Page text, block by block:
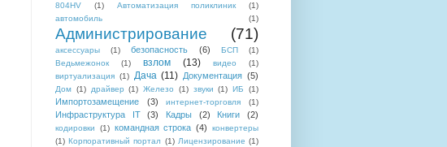
804HV (1) Автоматизация поликлиник
(1)
автомобиль
(1)
Администрирование (71)
аксессуары (1) безопасность (6) БСП
(1)
Ведьмежонок
(1) взлом (13) видео
(1)
виртуализация (1) Дача (11) Документация (5)
Дом (1) драйвер (1) Железо (1) звуки (1) ИБ (1)
Импортозамещение (3) интернет-торговля (1)
Инфраструктура IT (3) Кадры (2) Книги (2)
кодировки (1) командная строка (4)
конвертеры
(1) Корпоративный портал (1) Лицензирование (1)